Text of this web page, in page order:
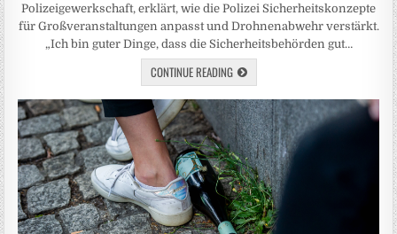
Polizeigewerkschaft, erklärt, wie die Polizei Sicherheitskonzepte
für Großveranstaltungen anpasst und Drohnenabwehr verstärkt.
„Ich bin guter Dinge, dass die Sicherheitsbehörden gut…
CONTINUE READING